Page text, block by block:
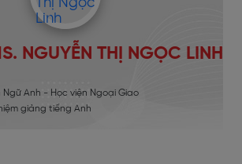
NGUYỄN THỊ NGỌC LINH
Anh - Học viện Ngoại Giao
giảng tiếng Anh